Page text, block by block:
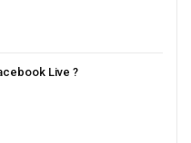
Live ?